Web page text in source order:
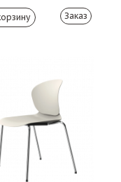
Заказ